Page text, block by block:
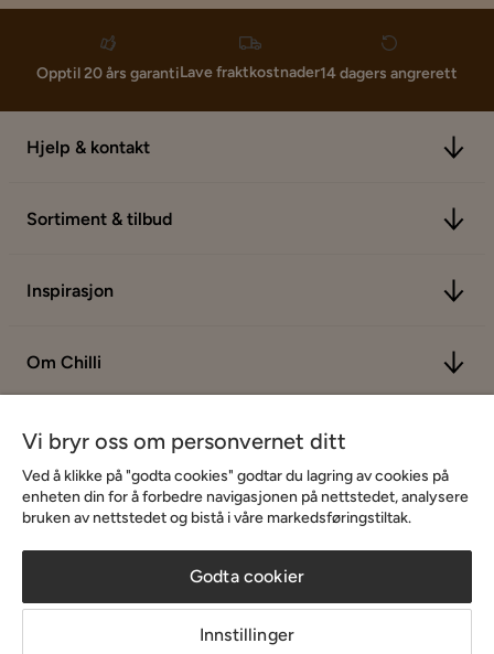
Opptil 20 års garantiLave fraktkostnader14 dagers angrerett
Hjelp & kontakt
Sortiment & tilbud
Inspirasjon
Om Chilli
Copyright © 2026 Home Furnishing Nordic AB
Vi bryr oss om personvernet ditt
Ved å klikke på "godta cookies" godtar du lagring av cookies på
enheten din for å forbedre navigasjonen på nettstedet, analysere
bruken av nettstedet og bistå i våre markedsføringstiltak.
Godta cookier
Innstillinger